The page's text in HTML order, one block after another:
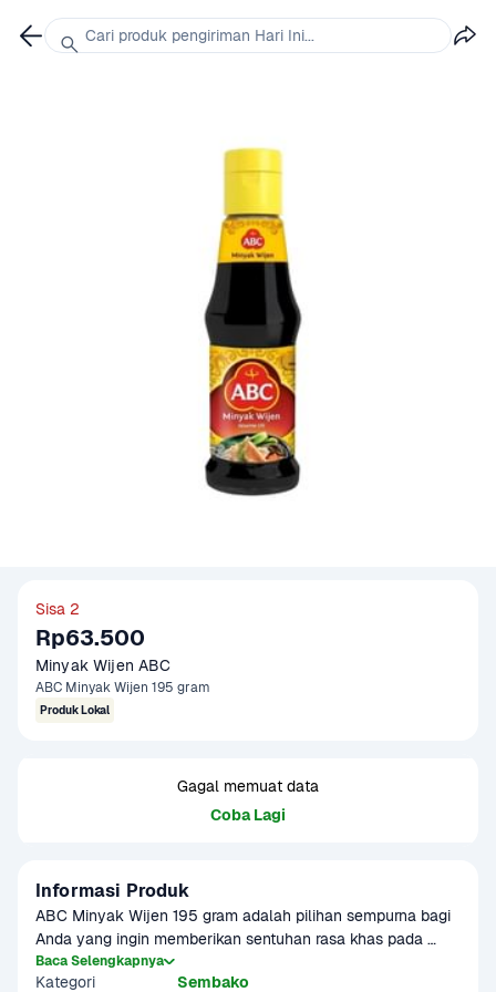
Sisa 2
Rp63.500
Minyak Wijen ABC
ABC Minyak Wijen 195 gram
Produk Lokal
Gagal memuat data
Coba Lagi
Informasi Produk
ABC Minyak Wijen 195 gram adalah pilihan sempurna bagi
Anda yang ingin memberikan sentuhan rasa khas pada
masakan dengan kualitas terbaik. Dengan menggunakan
minyak wijen ABC, Anda dapat menambah kelezatan
Baca Selengkapnya
Kategori Sembako
Cari produk pengiriman Hari Ini...